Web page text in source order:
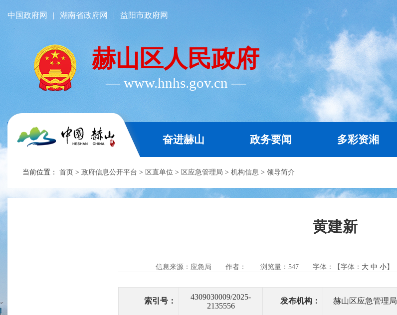
中国政府网 | 湖南省政府网 | 益阳市政府网
赫山区人民政府
― www.hnhs.gov.cn ―
奋进赫山 政务要闻 多彩资湘
当前位置： 首页 > 政府信息公开平台 > 区直单位 > 区应急管理局 > 机构信息 > 领导简介
黄建新
信息来源：应急局 作者： 浏览量： 547 字体：【字体： 大 中 小】
索引号：
4309030009/2025-
2135556
发布机构： 赫山区应急管理局